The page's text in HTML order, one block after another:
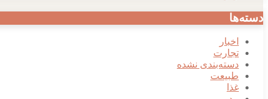
دسته‌ها
اخبار
تجارت
دسته‌بندی نشده
طبیعت
غذا